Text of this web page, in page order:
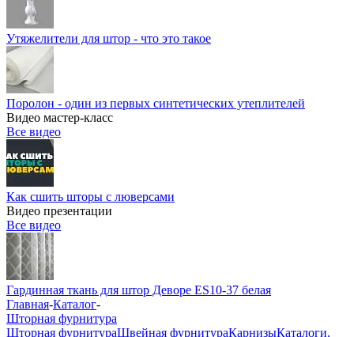
Утяжелители для штор - что это такое
Поролон - один из первых синтетических утеплителей
Видео мастер-класс
Все видео
Как сшить шторы с люверсами
Видео презентации
Все видео
Гардинная ткань для штор Деворе ES10-37 белая
Главная-Каталог-
Шторная фурнитура
Шторная фурнитураШвейная фурнитураКарнизыКаталоги,